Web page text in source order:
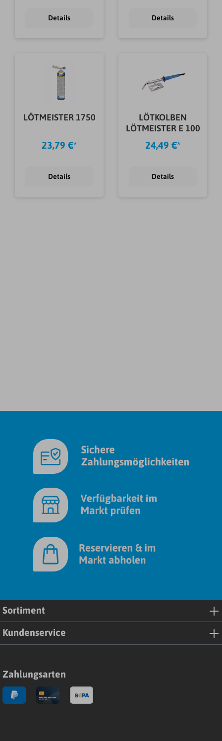
Details Details
LÖTMEISTER 1750
23,79 €*
Details
LÖTKOLBEN
LÖTMEISTER E 100
24,49 €*
Details
Sortiment
Kundenservice
Zahlungsarten